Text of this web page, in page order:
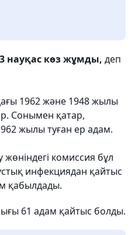
науқас көз жұмды, деп
1962 және 1948 жылы
Сонымен қатар,
жылы туған ер адам.
комиссия бұл
инфекциядан қайтыс
қабылдады.
61 адам қайтыс болды.